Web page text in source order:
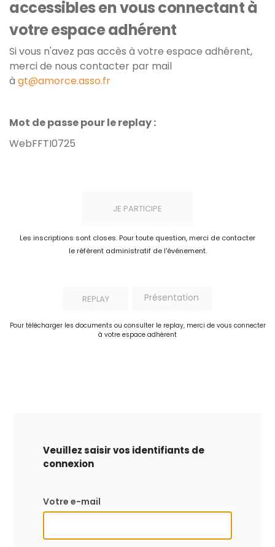
accessibles en vous connectant à
votre espace adhérent
Si vous n'avez pas accès à votre espace adhérent,
merci de nous contacter par mail
à gt@amorce.asso.fr
Mot de passe pour le replay :
WebFFTI0725
JE PARTICIPE
Les inscriptions sont closes. Pour toute question, merci de contacter
le référent administratif de l'événement.
REPLAY Présentation
Pour télécharger les documents ou consulter le replay, merci de vous connecter
à votre espace adhérent
Veuillez saisir vos identifiants de
connexion
Votre e-mail